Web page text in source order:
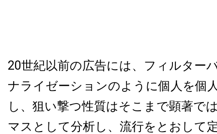
20世紀以前の広告には、フィルター
ナライゼーションのように個人を個
し、狙い撃つ性質はそこまで顕著で
マスとして分析し、流行をとおして